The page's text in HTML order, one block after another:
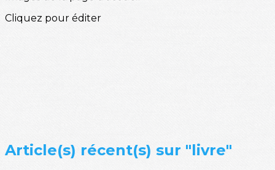
Cliquez pour éditer
Article(s) récent(s) sur "livre"